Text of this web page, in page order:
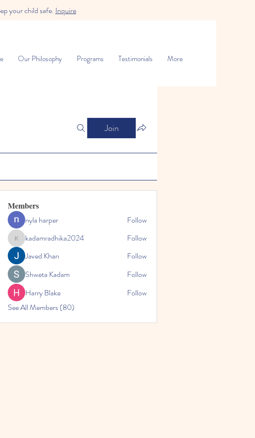
your child safe. Inquire
Our Philosophy Programs Testimonials More
Join
Members
nyla harper
Follow
kadamradhika2024
kadamradhika2024
Follow
Javed Khan
Follow
Shweta Kadam
Follow
Harry Blake
Follow
See All Members (80)